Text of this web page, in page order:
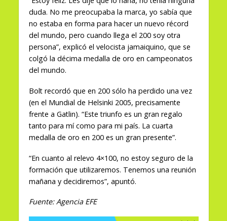
duda. No me preocupaba la marca, yo sabía que
no estaba en forma para hacer un nuevo récord
del mundo, pero cuando llega el 200 soy otra
persona”, explicó el velocista jamaiquino, que se
colgó la décima medalla de oro en campeonatos
del mundo.
Bolt recordó que en 200 sólo ha perdido una vez
(en el Mundial de Helsinki 2005, precisamente
frente a Gatlin). “Este triunfo es un gran regalo
tanto para mí como para mi país. La cuarta
medalla de oro en 200 es un gran presente”.
“En cuanto al relevo 4×100, no estoy seguro de la
formación que utilizaremos. Tenemos una reunión
mañana y decidiremos”, apuntó.
Fuente: Agencia EFE